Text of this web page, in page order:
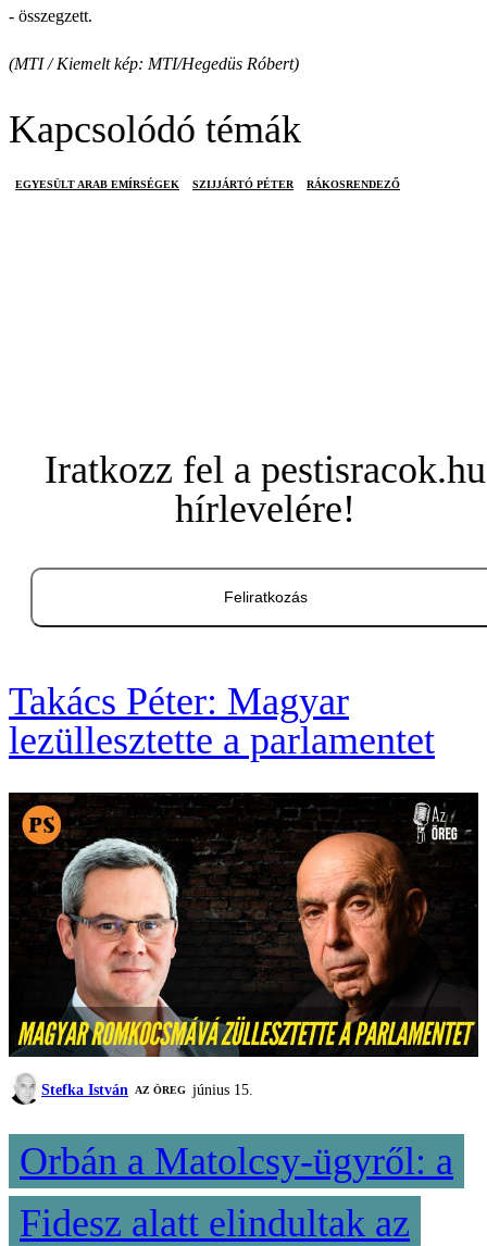
- összegzett.
(MTI / Kiemelt kép: MTI/Hegedüs Róbert)
Kapcsolódó témák
EGYESÜLT ARAB EMÍRSÉGEK SZIJJÁRTÓ PÉTER RÁKOSRENDEZŐ
Iratkozz fel a pestisracok.hu
hírlevelére!
Feliratkozás
Takács Péter: Magyar
lezüllesztette a parlamentet
Stefka István AZ ÖREG június 15.
Orbán a Matolcsy-ügyről: a
Fidesz alatt elindultak az